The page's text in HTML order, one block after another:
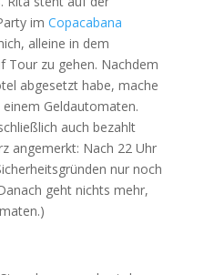
im Copacabana
alleine in dem
Tour zu gehen. Nachdem
abgesetzt habe, mache
Geldautomaten.
auch bezahlt
angemerkt: Nach 22 Uhr
nur noch
geht nichts mehr,